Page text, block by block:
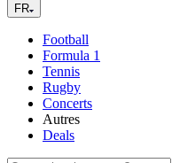
FR
Football
Formula 1
Tennis
Rugby
Concerts
Autres
Deals